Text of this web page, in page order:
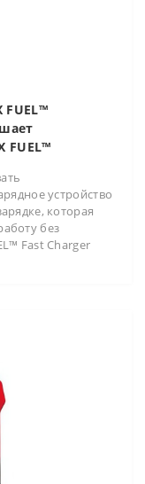
FUEL™
FUEL™
устройство
которая
без
Fast Charger